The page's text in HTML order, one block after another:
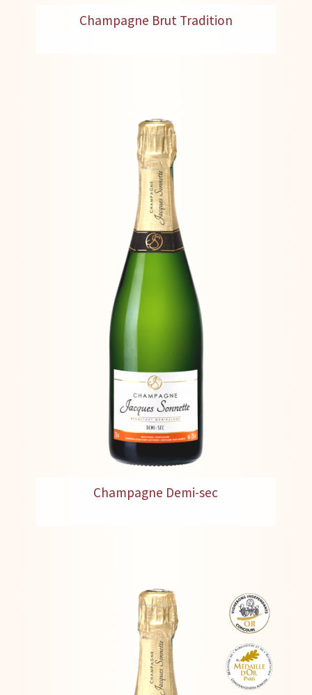
Champagne Brut Tradition
Champagne Demi-sec